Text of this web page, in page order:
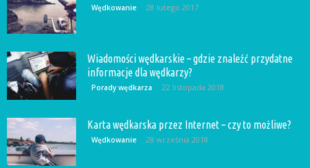
Wędkowanie 28 lutego 2017
Wiadomości wędkarskie – gdzie znaleźć przydatne
informacje dla wędkarzy?
Porady wędkarza 22 listopada 2018
Karta wędkarska przez Internet – czy to możliwe?
Wędkowanie 28 września 2018